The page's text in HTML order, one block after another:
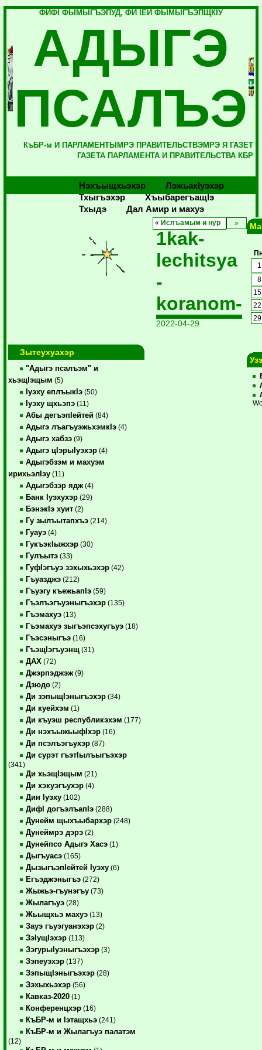
ФИФI ФЫМЫГЪЭПУД, ФИ IЕЙ ФЫМЫГЪЭПЩКIУ
АДЫГЭ
ПСАЛЪЭ
КъБР-м И ПАРЛАМЕНТЫМРЭ ПРАВИТЕЛЬСТВЭМРЭ Я ГАЗЕТ
ГАЗЕТА ПАРЛАМЕНТА И ПРАВИТЕЛЬСТВА КБР
Нэхъыщхьэхэр
Лэжьакlуэхэр
Тхыгъэхэр
Хъыбарегъащlэ
Тхыдэ
Дал Амир и махуэ
Зытеухуахэр
"Адыгэ псалъэм" и
хьэщIэщым (5)
Iуэху еплъыкIэ (50)
Iуэху щхьэпэ (11)
Абы дегъэпIейтей (84)
Адыгэ лъагъуэжьхэмкIэ (4)
Адыгэ хабзэ (9)
Адыгэ цIэрыIуэхэр (4)
Адыгэбзэм и махуэм
ирихьэлIэу (11)
Адыгэбзэр ядж (4)
Банк Iуэхухэр (29)
БэнэкIэ хуит (2)
Гу зылъытапхъэ (214)
Гуауэ (4)
ГукъэкIыжхэр (30)
Гулъытэ (33)
ГуфIэгъуэ зэхыхьэхэр (42)
Гъуазджэ (212)
Гъуэгу къежьапIэ (59)
Гъэлъэгъуэныгъэхэр (135)
Гъэмахуэ (13)
Гъэмахуэ зыгъэпсэхугъуэ (18)
Гъэсэныгъэ (16)
ГъэщIэгъуэнщ (31)
ДАХ (72)
Джэрпэджэж (9)
Дзюдо (2)
Ди зэпыщIэныгъэхэр (34)
Ди куейхэм (1)
Ди къуэш республикэхэм (177)
Ди нэхъыжьыфIхэр (16)
Ди псэлъэгъухэр (87)
Ди сурэт гъэтIылъыгъэхэр
(341)
Ди хьэщIэщым (21)
Ди хэкуэгъухэр (4)
Дин Iуэху (102)
ДифI догъэлъапIэ (288)
Дунейм щыхъыбархэр (248)
Дунеймрэ дэрэ (2)
Дунейпсо Адыгэ Хасэ (1)
Дыгъуасэ (165)
ДызыгъэпIейтей Iуэху (6)
Егъэджэныгъэ (272)
Жыжьэ-гъунэгъу (73)
Жылагъуэ (28)
Жьыщхьэ махуэ (13)
Зауэ гъуэгуанэхэр (2)
ЗэIущIэхэр (113)
ЗэгурыIуэныгъэхэр (3)
Зэпеуэхэр (137)
ЗэпыщIэныгъэхэр (28)
Зэхыхьэхэр (56)
Кавказ-2020 (1)
Конференцхэр (16)
КъБР-м и Iэтащхьэ (241)
КъБР-м и Жылагъуэ палатэм
(12)
« Ислъамым и нур
1kak-
lechitsya
-
koranom-
2022-04-29
1
8
15
22
29